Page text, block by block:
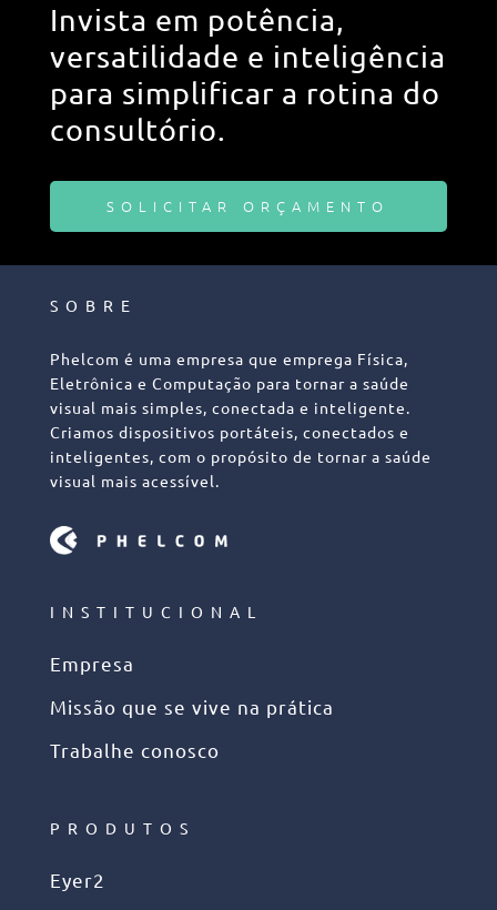
Invista em potência,
versatilidade e inteligência
para simplificar a rotina do
consultório.
SOLICITAR ORÇAMENTO
SOBRE
Phelcom é uma empresa que emprega Física,
Eletrônica e Computação para tornar a saúde
visual mais simples, conectada e inteligente.
Criamos dispositivos portáteis, conectados e
inteligentes, com o propósito de tornar a saúde
visual mais acessível.
INSTITUCIONAL
Empresa
Missão que se vive na prática
Trabalhe conosco
PRODUTOS
Eyer2